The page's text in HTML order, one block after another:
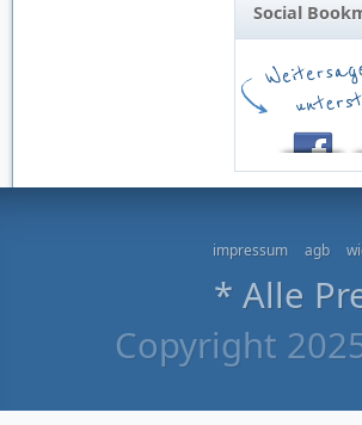
Social
impressum agb
* Alle
Copyright